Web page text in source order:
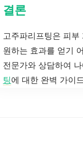
결론
고주파리프팅은 피
원하는 효과를 얻기
전문가와 상담하여
팅에 대한 완벽 가이